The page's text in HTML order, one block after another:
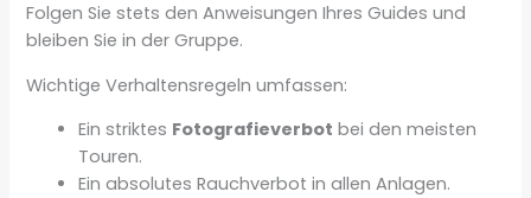
Folgen Sie stets den Anweisungen Ihres Guides und
bleiben Sie in der Gruppe.
Wichtige Verhaltensregeln umfassen:
Ein striktes Fotografieverbot bei den meisten
Touren.
Ein absolutes Rauchverbot in allen Anlagen.